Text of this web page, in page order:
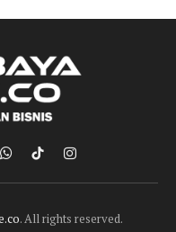
WhatsApp
TikTokInstagram
. All rights reserved.